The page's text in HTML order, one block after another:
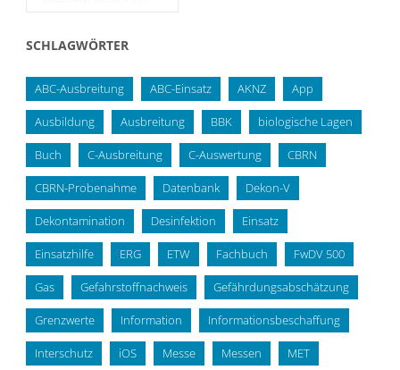
SCHLAGWÖRTER
ABC-Ausbreitung ABC-Einsatz AKNZ App
Ausbildung Ausbreitung BBK biologische Lagen
Buch C-Ausbreitung C-Auswertung CBRN
CBRN-Probenahme Datenbank Dekon-V
Dekontamination Desinfektion Einsatz
Einsatzhilfe ERG ETW Fachbuch FwDV 500
Gas Gefahrstoffnachweis Gefährdungsabschätzung
Grenzwerte Information Informationsbeschaffung
Interschutz iOS Messe Messen MET